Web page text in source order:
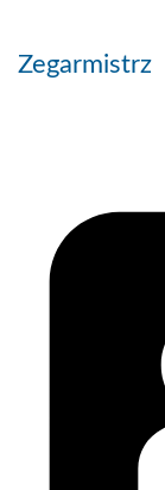
Zegarmistrz